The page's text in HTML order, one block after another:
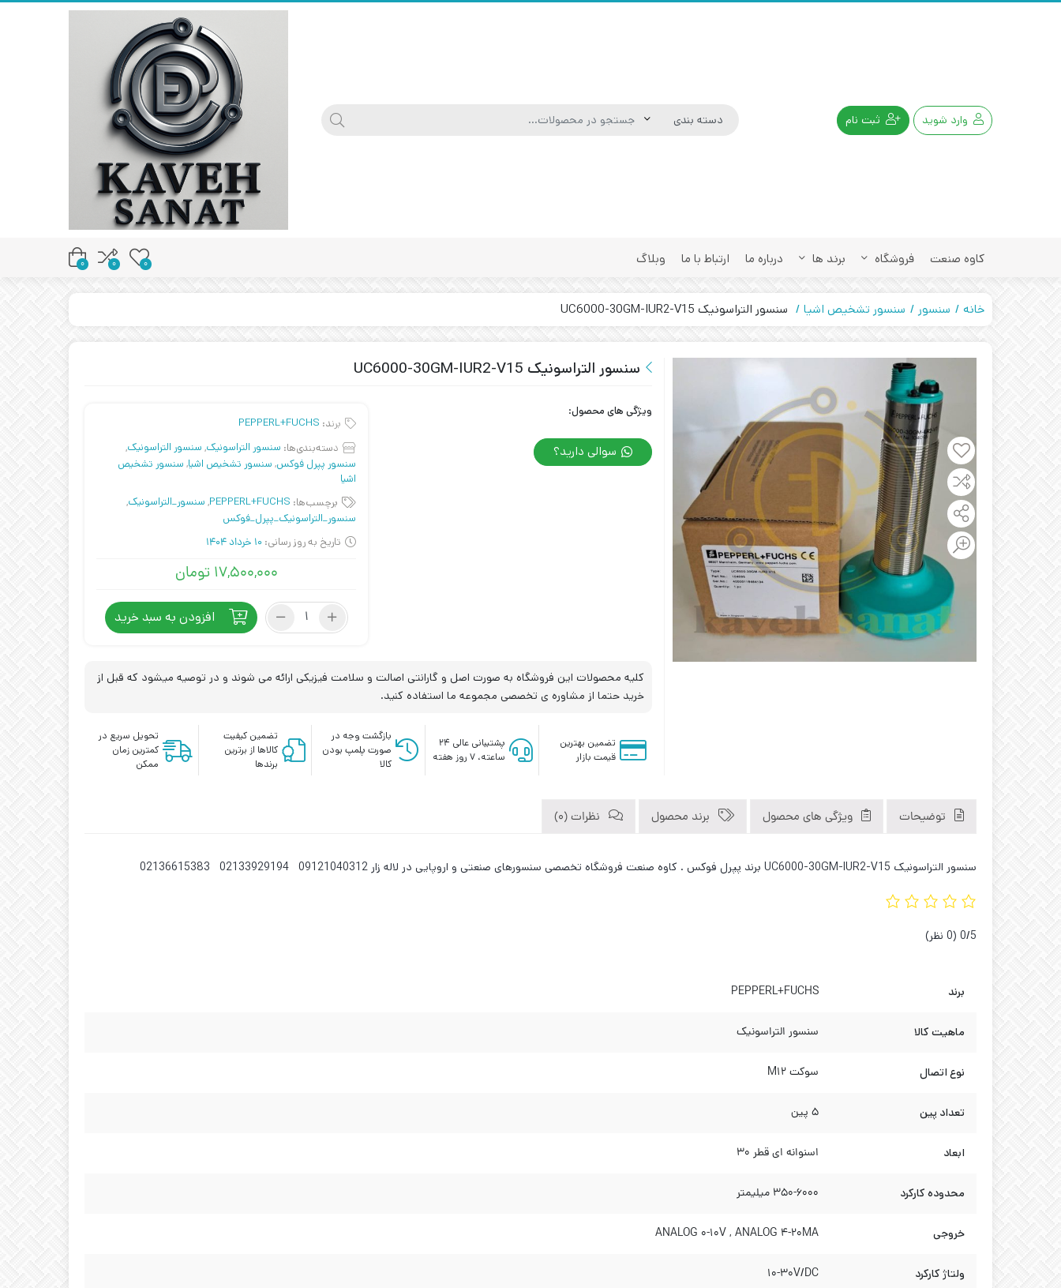
وارد شوید ثبت نام
کاوه صنعت فروشگاه برند ها درباره ما ارتباط با ما وبلاگ 0
0
0
خانه سنسور سنسور تشخیص اشیا سنسور التراسونیک UC6000-30GM-IUR2-V15
سنسور التراسونیک UC6000-30GM-IUR2-V15
ویژگی های محصول:
سوالی دارید؟
برند: PEPPERL+FUCHS
دسته‌بندی‌ها: سنسور التراسونیک, سنسور التراسونیک,
سنسور پپرل فوکس, سنسور تشخیص اشیا, سنسور تشخیص
اشیا
برچسب‌ها: PEPPERL+FUCHS
, سنسور_التراسونیک,
سنسور_التراسونیک_پپرل_فوکس
تاریخ به روز رسانی: 10 خرداد 1404
۱۷,۵۰۰,۰۰۰ تومان
سنسور
التراسونیک
IUR2-
افزودن به سبد خرید
کلیه محصولات این فروشگاه به صورت اصل و گارانتی اصالت و سلامت فیزیکی ارائه می شوند و در توصیه میشود که قبل از
خرید حتما از مشاوره ی تخصصی مجموعه ما استفاده کنید.
تضمین بهترین
قیمت بازار
پشتیبانی عالی ۲۴
ساعته، ۷ روز هفته
بازگشت وجه در
صورت پلمپ بودن
کالا
تضمین کیفیت
کالاها از برترین
برندها
تحویل سریع در
کمترین زمان
ممکن
توضیحات ویژگی های محصول برند محصول نظرات (0)
سنسور التراسونیک UC6000-30GM-IUR2-V15 برند پپرل فوکس . کاوه صنعت فروشگاه تخصصی سنسورهای صنعتی و اروپایی در لاله زار 09121040312 02133929194 02136615383
‫0/5 ‫(0 نظر)
برند PEPPERL+FUCHS
ماهیت کالا سنسور التراسونیک
نوع اتصال سوکت M12
تعداد پین 5 پین
ابعاد اسنوانه ای قطر 30
محدوده کارکرد 350-6000 میلیمتر
خروجی ANALOG 0-10V , ANALOG 4-20MA
ولتاژ کارکرد 10-30V/DC